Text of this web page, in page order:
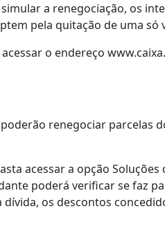
a renegociação, os
pela quitação de uma só
o endereço
renegociar parcelas
acessar a opção Soluções
poderá verificar se faz
os descontos